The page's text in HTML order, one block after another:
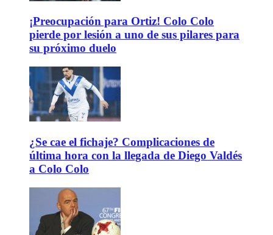
¡Preocupación para Ortiz! Colo Colo
pierde por lesión a uno de sus pilares para
su próximo duelo
¿Se cae el fichaje? Complicaciones de
última hora con la llegada de Diego Valdés
a Colo Colo